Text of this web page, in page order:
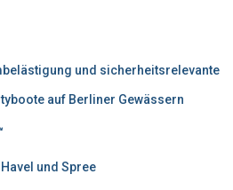
und sicherheitsrelevante
auf Berliner Gewässern
und Spree